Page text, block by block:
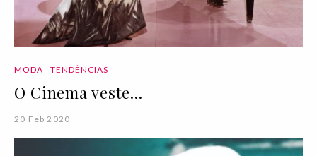
MODA TENDÊNCIAS
O Cinema veste...
20 Feb 2020